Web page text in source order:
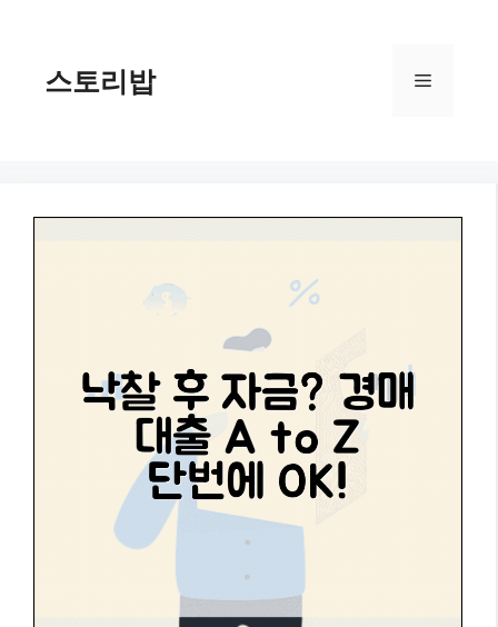
스토리밥 메